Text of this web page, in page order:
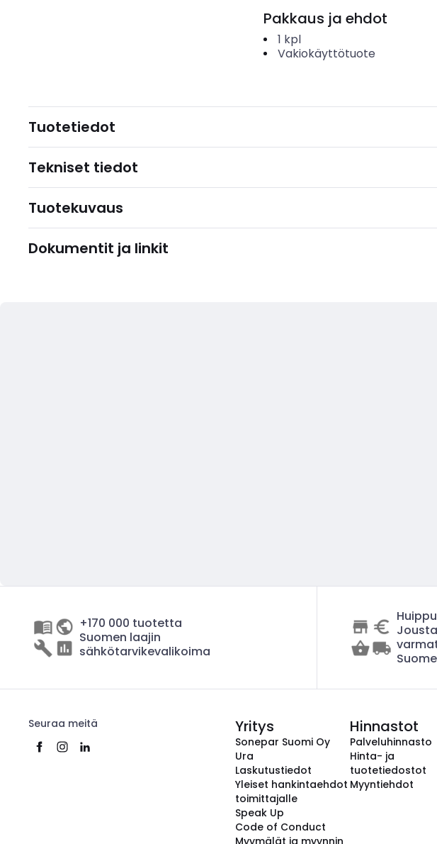
Pakkaus ja ehdot
1 kpl
Vakiokäyttötuote
Tuotetiedot
Tekniset tiedot
Tuotekuvaus
Dokumentit ja linkit
+170 000 tuotetta
Suomen laajin
sähkötarvikevalikoima
Seuraa meitä Yritys
Sonepar Suomi Oy
Ura
Laskutustiedot
Yleiset hankintaehdot
toimittajalle
Speak Up
Code of Conduct
Myymälät ja myynnin
Hinnastot
Palveluhinnasto
Hinta- ja
tuotetiedostot
Myyntiehdot